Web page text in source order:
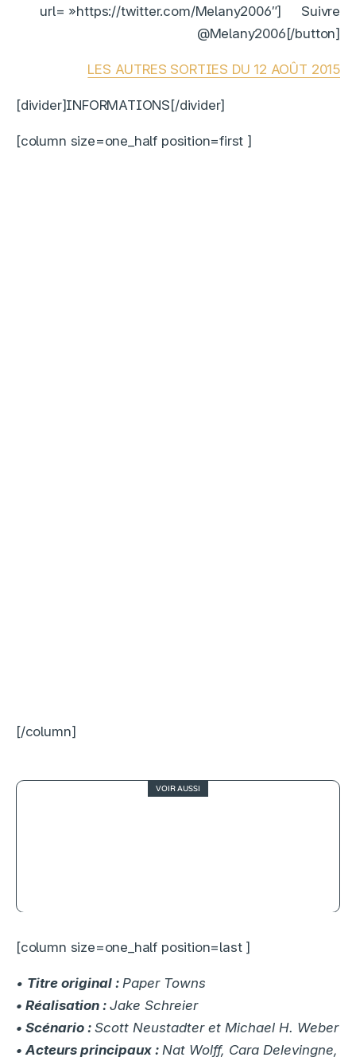
url= »https://twitter.com/Melany2006″]
Suivre
@Melany2006[/button]
LES AUTRES SORTIES DU 12 AOÛT 2015
[divider]INFORMATIONS[/divider]
[column size=one_half position=first ]
[/column]
VOIR AUSSI
[column size=one_half position=last ]
• Titre original : Paper Towns
• Réalisation : Jake Schreier
• Scénario : Scott Neustadter et Michael H. Weber
• Acteurs principaux : Nat Wolff, Cara Delevingne,